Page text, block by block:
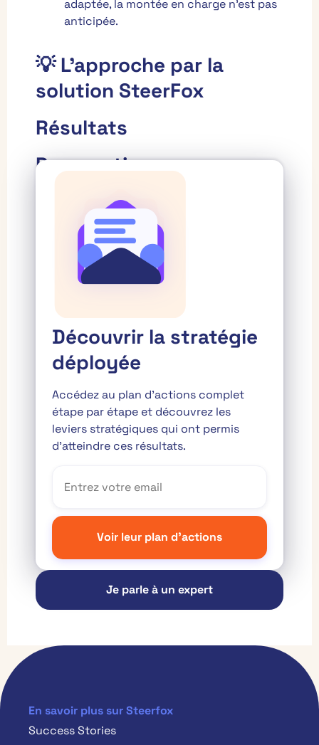
adaptée, la montée en charge n’est pas
anticipée.
💡 L’approche par la
solution SteerFox
Résultats
Perspectives
Découvrir la stratégie
déployée
Accédez au plan d’actions complet
étape par étape et découvrez les
leviers stratégiques qui ont permis
d’atteindre ces résultats.
Je parle à un expert
En savoir plus sur Steerfox
Success Stories